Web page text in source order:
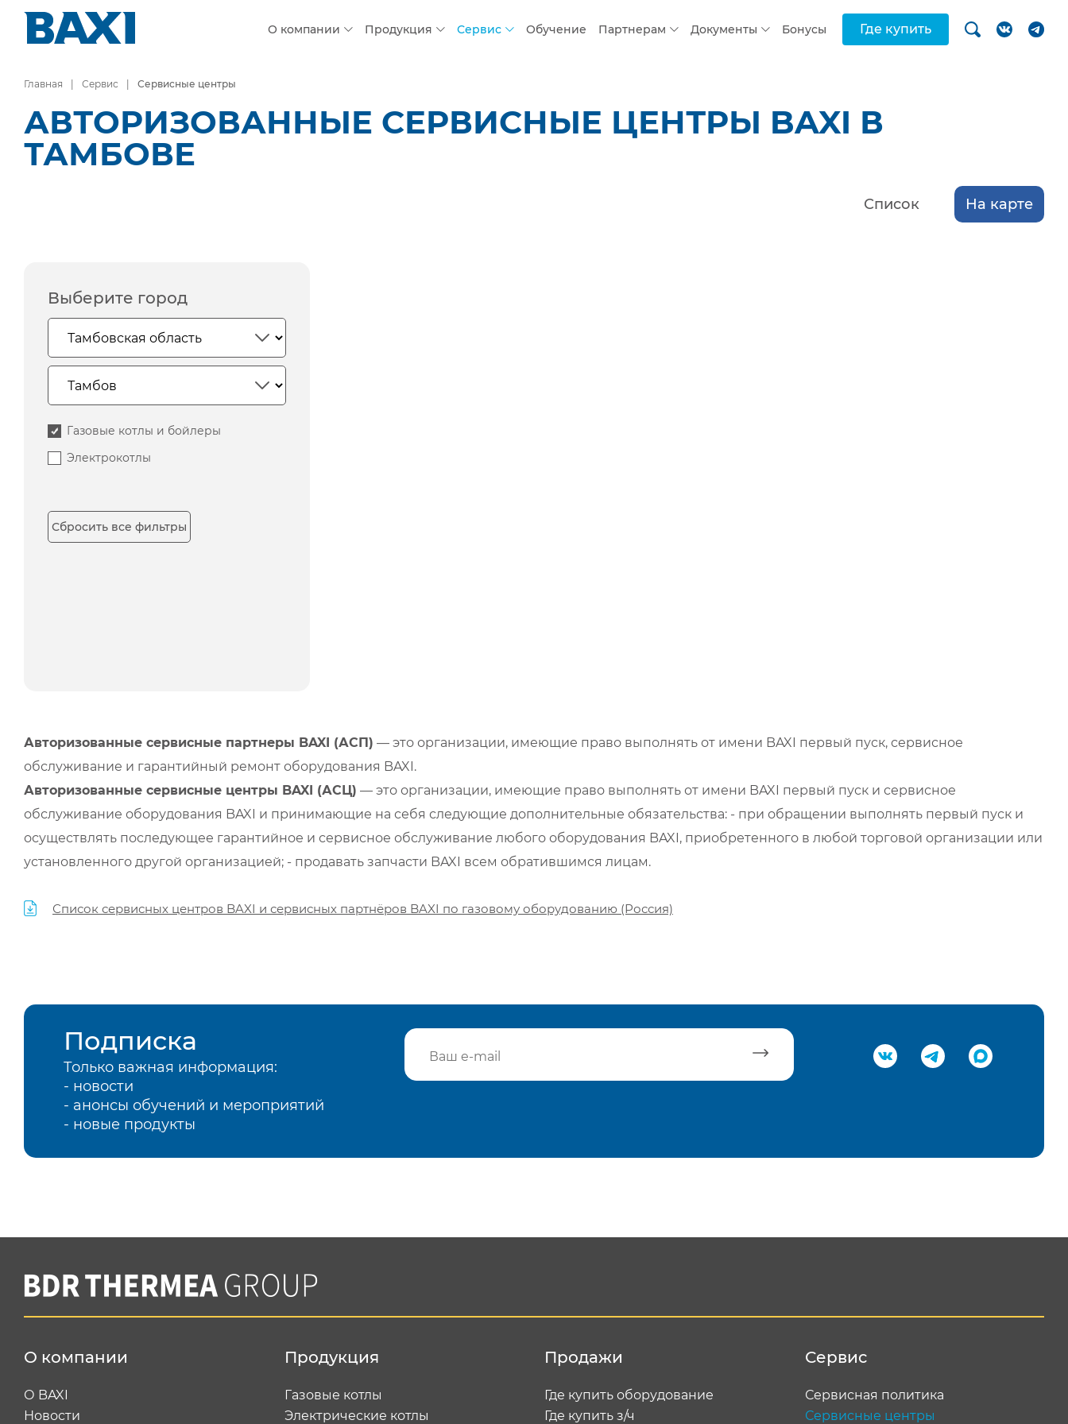
О компании Продукция Сервис Обучение Партнерам Документы Бонусы Где купить
Главная Сервис Сервисные центры
АВТОРИЗОВАННЫЕ СЕРВИСНЫЕ ЦЕНТРЫ BAXI В
ТАМБОВЕ
Список На карте
Выберите город
Газовые котлы и бойлеры
Электрокотлы
Сбросить все фильтры
Авторизованные сервисные партнеры BAXI (АСП) — это организации, имеющие право выполнять от имени BAXI первый пуск, сервисное
обслуживание и гарантийный ремонт оборудования BAXI.
Авторизованные сервисные центры BAXI (АСЦ) — это организации, имеющие право выполнять от имени BAXI первый пуск и сервисное
обслуживание оборудования BAXI и принимающие на себя следующие дополнительные обязательства: - при обращении выполнять первый пуск и
осуществлять последующее гарантийное и сервисное обслуживание любого оборудования BAXI, приобретенного в любой торговой организации или
установленного другой организацией; - продавать запчасти BAXI всем обратившимся лицам.
Список сервисных центров BAXI и сервисных партнёров BAXI по газовому оборудованию (Россия)
Подписка
Только важная информация:
- новости
- анонсы обучений и мероприятий
- новые продукты
О компании
О BAXI
Новости
Продукция
Газовые котлы
Электрические котлы
Продажи
Где купить оборудование
Где купить з/ч
Сервис
Сервисная политика
Сервисные центры